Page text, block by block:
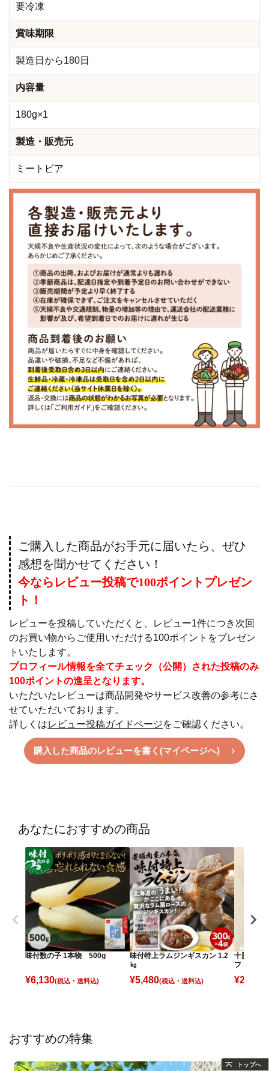
要冷凍
賞味期限
製造日から180日
内容量
180g×1
製造・販売元
ミートピア
ご購入した商品がお手元に届いたら、ぜひ
感想を聞かせてください！
今ならレビュー投稿で100ポイントプレゼン
ト！
レビューを投稿していただくと、レビュー1件につき次回
のお買い物からご使用いただける100ポイントをプレゼン
トいたします。
プロフィール情報を全てチェック（公開）された投稿のみ
100ポイントの進呈となります。
いただいたレビューは商品開発やサービス改善の参考にさ
せていただいております。
詳しくはレビュー投稿ガイドページをご確認ください。
購入した商品のレビューを書く(マイページへ)
あなたにおすすめの商品
味付数の子 1本物 500g
¥6,130(税込)
味付特上ラムジンギスカン 1.2
㎏
¥5,480(税込)
十勝ウイ
フトサラ
¥2,830
おすすめの特集
トップへ